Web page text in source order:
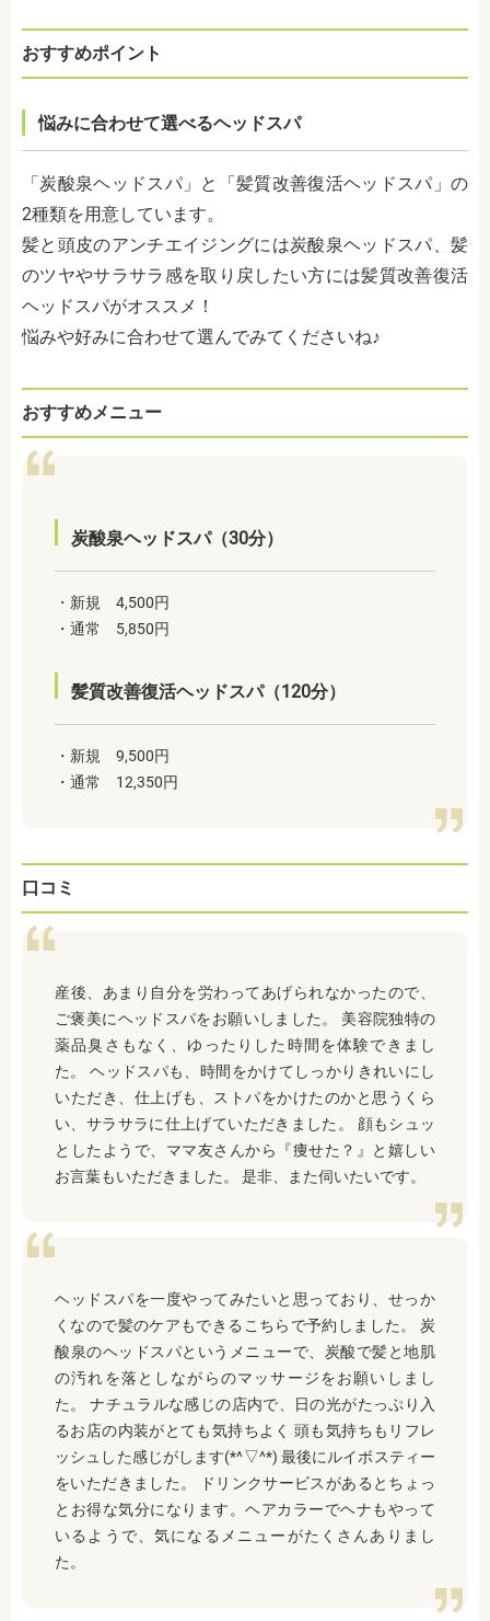
おすすめポイント
悩みに合わせて選べるヘッドスパ
「炭酸泉ヘッドスパ」と「髪質改善復活ヘッドスパ」の
2種類を用意しています。
髪と頭皮のアンチエイジングには炭酸泉ヘッドスパ、髪
のツヤやサラサラ感を取り戻したい方には髪質改善復活
ヘッドスパがオススメ！
悩みや好みに合わせて選んでみてくださいね♪
おすすめメニュー
炭酸泉ヘッドスパ（30分）
・新規 4,500円
・通常 5,850円
髪質改善復活ヘッドスパ（120分）
・新規 9,500円
・通常 12,350円
口コミ
産後、あまり自分を労わってあげられなかったので、
ご褒美にヘッドスパをお願いしました。 美容院独特の
薬品臭さもなく、ゆったりした時間を体験できまし
た。 ヘッドスパも、時間をかけてしっかりきれいにし
いただき、仕上げも、ストパをかけたのかと思うくら
い、サラサラに仕上げていただきました。 顔もシュッ
としたようで、ママ友さんから『痩せた？』と嬉しい
お言葉もいただきました。 是非、また伺いたいです。
ヘッドスパを一度やってみたいと思っており、せっか
くなので髪のケアもできるこちらで予約しました。 炭
酸泉のヘッドスパというメニューで、炭酸で髪と地肌
の汚れを落としながらのマッサージをお願いしまし
た。 ナチュラルな感じの店内で、日の光がたっぷり入
るお店の内装がとても気持ちよく 頭も気持ちもリフレ
ッシュした感じがします(*^▽^*) 最後にルイボスティー
をいただきました。 ドリンクサービスがあるとちょっ
とお得な気分になります。ヘアカラーでヘナもやって
いるようで、気になるメニューがたくさんありまし
た。